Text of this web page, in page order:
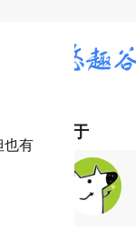
也有
关于